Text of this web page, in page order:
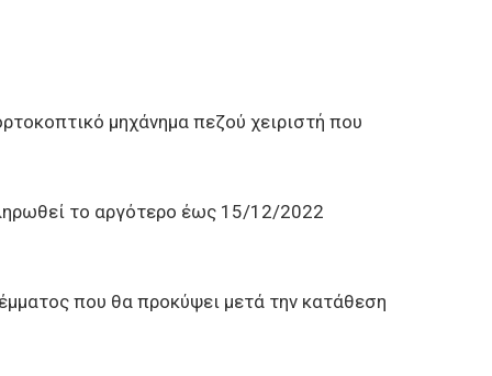
μηχάνημα πεζού χειριστή που
το αργότερο έως 15/12/2022
που θα προκύψει μετά την κατάθεση